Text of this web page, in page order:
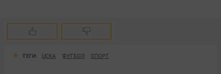
ТЕГИ: ЦСКА ФУТБОЛ СПОРТ